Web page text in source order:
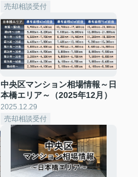
売却相談受付
中央区マンション相場情報～日
本橋エリア～（2025年12月）
2025.12.29
売却相談受付